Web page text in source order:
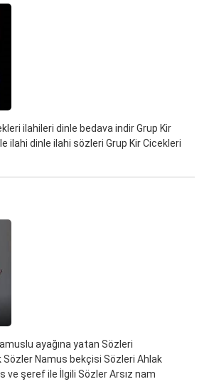
ilahileri dinle bedava indir Grup Kir
ilahi dinle ilahi sözleri Grup Kir Cicekleri
ayağına yatan Sözleri
Sözler Namus bekçisi Sözleri Ahlak
ve şeref ile İlgili Sözler Arsız nam